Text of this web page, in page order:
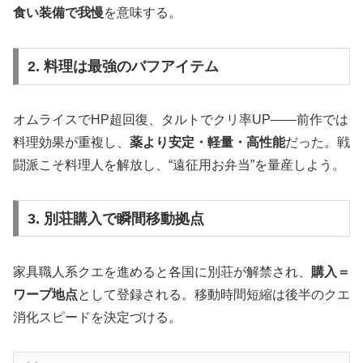
食い装備で我慢を意味する。
2. 料理は最強のバフアイテム
オムライスでHP超回復、タルトでクリ率UP――前作では
料理効果が重複し、 薬より安定・軽量・高性能だった。戦
闘派こそ料理人を解放し、“遠征用お弁当”を量産しよう。
3. 別荘購入で瞬間移動拠点
家具職人系クエを進めると各国に別荘が解禁され、 購入＝
ワープ地点として登録される。移動時間短縮は後半のクエ
消化スピードを決定づける。